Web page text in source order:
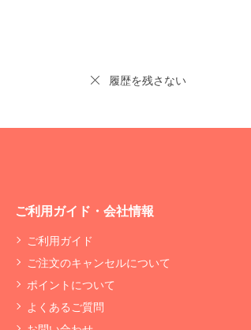
履歴を残さない
ご利用ガイド・会社情報
ご利用ガイド
ご注文のキャンセルについて
ポイントについて
よくあるご質問